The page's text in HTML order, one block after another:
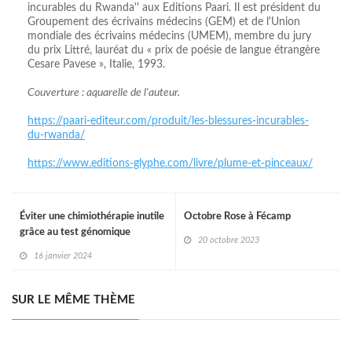
incurables du Rwanda'' aux Editions Paari. Il est président du
Groupement des écrivains médecins (GEM) et de l'Union
mondiale des écrivains médecins (UMEM), membre du jury
du prix Littré, lauréat du « prix de poésie de langue étrangère
Cesare Pavese », Italie, 1993.
Couverture : aquarelle de l'auteur.
https://paari-editeur.com/produit/les-blessures-incurables-
du-rwanda/
https://www.editions-glyphe.com/livre/plume-et-pinceaux/
Octobre Rose à Fécamp
20 octobre 2023
Éviter une chimiothérapie inutile
grâce au test génomique
16 janvier 2024
SUR LE MÊME THÈME